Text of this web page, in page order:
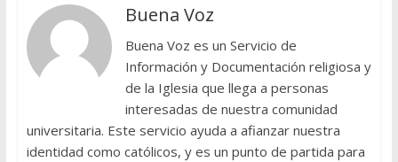
Buena Voz
Buena Voz es un Servicio de
Información y Documentación religiosa y
de la Iglesia que llega a personas
interesadas de nuestra comunidad
universitaria. Este servicio ayuda a afianzar nuestra
identidad como católicos, y es un punto de partida para